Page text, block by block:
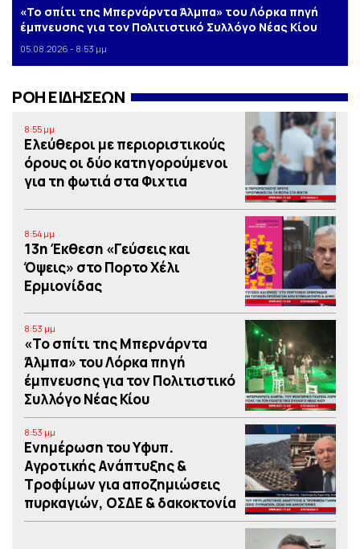
«Το σπίτι της Μπερνάρντα Άλμπα» του Λόρκα πηγή
έμπνευσης για τον Πολιτιστικό Συλλόγο Νέας Κίου
05.08.2026 - 8:53 μμ
ΡΟΗ ΕΙΔΗΣΕΩΝ
8:55 μμ
Ελεύθεροι με περιοριστικούς
όρους οι δύο κατηγορούμενοι
για τη φωτιά στα Φιχτια
8:54 μμ
13η Έκθεση «Γεύσεις και
Όψεις» στο Πορτο Xέλι
Ερμιονίδας
8:53 μμ
«Το σπίτι της Μπερνάρντα
Άλμπα» του Λόρκα πηγή
έμπνευσης για τον Πολιτιστικό
Συλλόγο Νέας Κίου
8:53 μμ
Eνημέρωση του Υφυπ.
Αγροτικής Ανάπτυξης &
Τροφίμων για αποζημιώσεις
πυρκαγιών, ΟΣΔΕ & δακοκτονία